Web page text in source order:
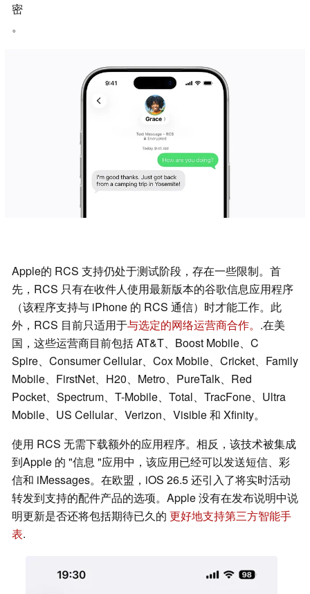
密
。
Apple的 RCS 支持仍处于测试阶段，存在一些限制。首
先，RCS 只有在收件人使用最新版本的谷歌信息应用程序
（该程序支持与 iPhone 的 RCS 通信）时才能工作。此
外，RCS 目前只适用于与选定的网络运营商合作。 .在美
国，这些运营商目前包括 AT&T、Boost Mobile、C
Spire、Consumer Cellular、Cox Mobile、Cricket、Family
Mobile、FirstNet、H20、Metro、PureTalk、Red
Pocket、Spectrum、T-Mobile、Total、TracFone、Ultra
Mobile、US Cellular、Verizon、Visible 和 Xfinity。
使用 RCS 无需下载额外的应用程序。相反，该技术被集成
到Apple 的 "信息 "应用中，该应用已经可以发送短信、彩
信和 iMessages。在欧盟，iOS 26.5 还引入了将实时活动
转发到支持的配件产品的选项。Apple 没有在发布说明中说
明更新是否还将包括期待已久的 更好地支持第三方智能手
表.